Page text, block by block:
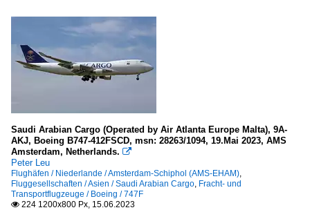
Saudi Arabian Cargo (Operated by Air Atlanta Europe Malta), 9A-
AKJ, Boeing B747-412FSCD, msn: 28263/1094, 19.Mai 2023, AMS
Amsterdam, Netherlands. 
Peter Leu
Flughäfen / Niederlande / Amsterdam-Schiphol (AMS-EHAM),
Fluggesellschaften / Asien / Saudi Arabian Cargo, Fracht- und
Transportflugzeuge / Boeing / 747F
 224 1200x800 Px, 15.06.2023